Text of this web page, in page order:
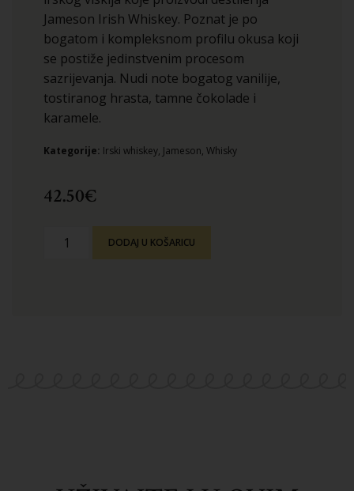
Jameson Irish Whiskey. Poznat je po
bogatom i kompleksnom profilu okusa koji
se postiže jedinstvenim procesom
sazrijevanja. Nudi note bogatog vanilije,
tostiranog hrasta, tamne čokolade i
karamele.
Kategorije: Irski whiskey, Jameson, Whisky
42.50€
DODAJ U KOŠARICU